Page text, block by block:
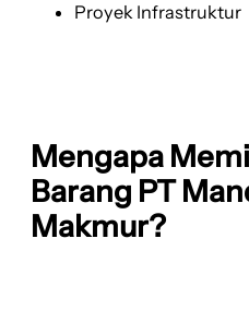
Proyek Infrastruktur
Mengapa
Barang PT
Makmur?